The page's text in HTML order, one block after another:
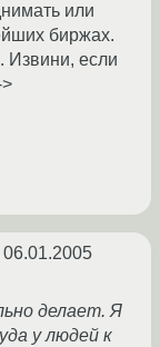
или
биржах.
Извини, если
06.01.2005
делает. Я
у людей к